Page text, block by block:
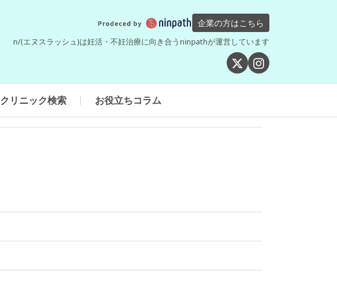
企業の方はこちら
n/(エヌスラッシュ)は妊活・不妊治療に向き合うninpathが運営しています
クリニック検索 お役立ちコラム